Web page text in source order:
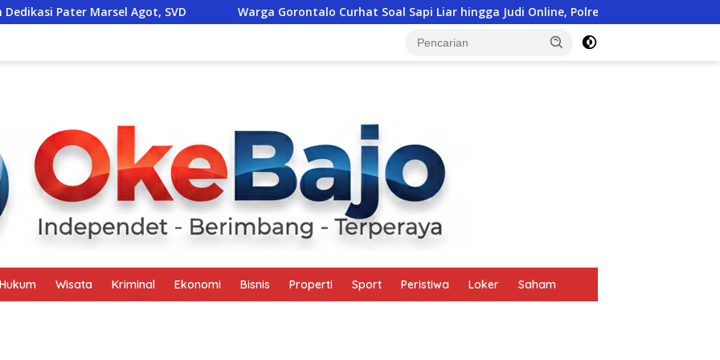
SVD Warga Gorontalo Curhat Soal Sapi Liar hingga Judi Online, Polres Manggarai Barat Janji Tindak Lanjuti
Hukum Wisata Kriminal Ekonomi Bisnis Properti Sport Peristiwa Loker Saham